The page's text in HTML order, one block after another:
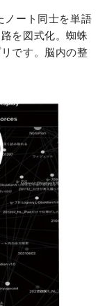
ノート同士を単語
を図式化。蜘蛛
です。脳内の整